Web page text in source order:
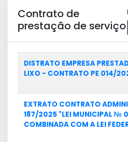
Contrato de
prestação de serviço
DISTRATO EMPRESA
LIXO - CONTRATO PE 014/
EXTRATO CONTRATO
187/2025 "LEI MUNICIPAL №
COMBINADA COM A LEI